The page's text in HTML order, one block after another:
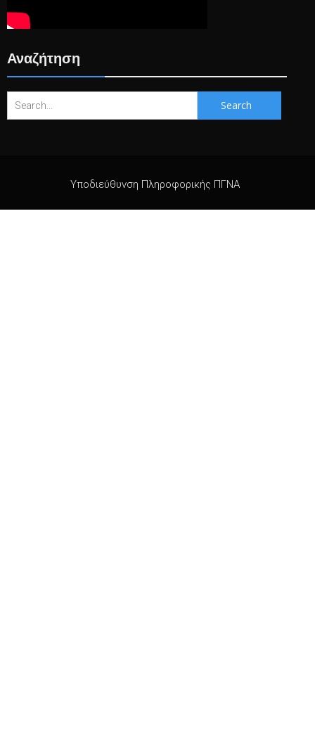
Αναζήτηση
for:
Υποδιεύθυνση Πληροφορικής ΠΓΝΑ